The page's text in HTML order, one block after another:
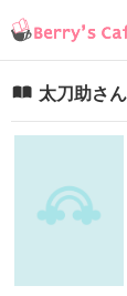
太刀助さ